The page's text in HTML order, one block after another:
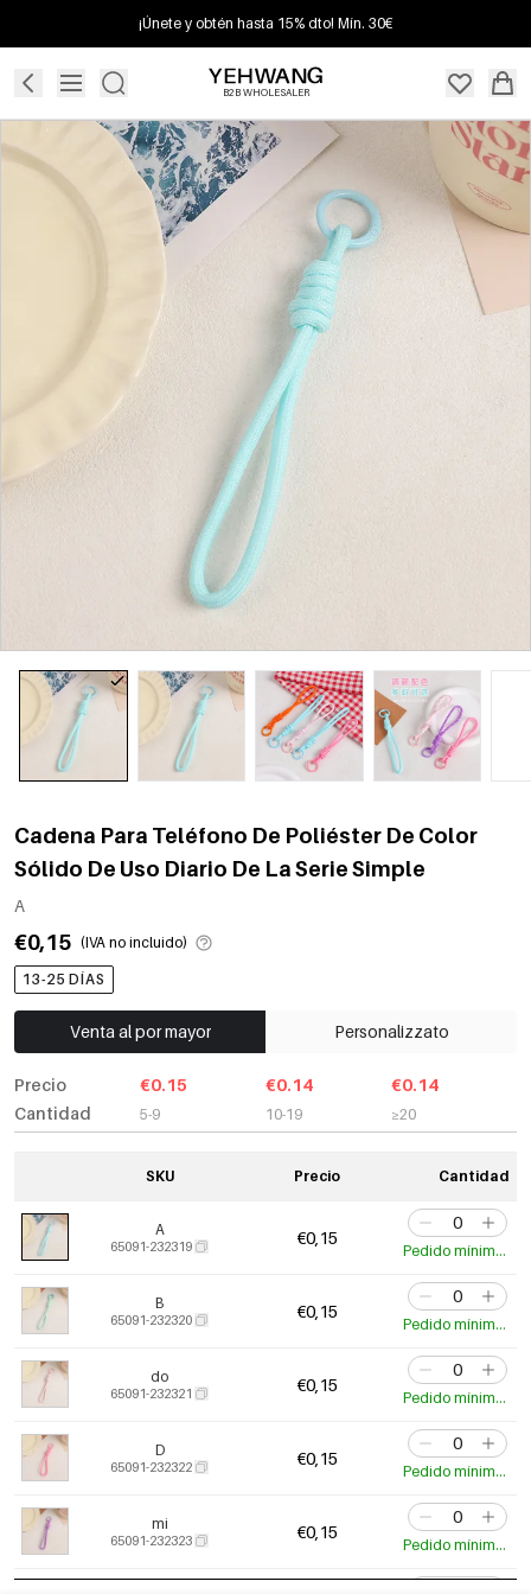
¡Únete y obtén hasta 15% dto! Mín. 30€
B2B WHOLESALER
Cadena Para Teléfono De Poliéster De Color
Sólido De Uso Diario De La Serie Simple
A
€0,15 (IVA no incluido)
13-25 DÍAS
Venta al por mayor Personalizzato
Precio
Cantidad
€0.15
5-9
€0.14
10-19
€0.14
≥20
SKU Precio Cantidad
A
65091-232319 €0,15
Pedido mínimo de 2 uds.
B
65091-232320 €0,15
Pedido mínimo de 2 uds.
do
65091-232321 €0,15
Pedido mínimo de 2 uds.
D
65091-232322 €0,15
Pedido mínimo de 2 uds.
mi
65091-232323 €0,15
Pedido mínimo de 2 uds.